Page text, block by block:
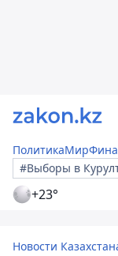
ПолитикаМир
#Выборы в
+23°
Новости